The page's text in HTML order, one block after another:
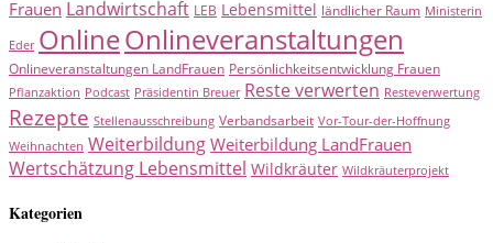
Frauen Landwirtschaft LEB Lebensmittel ländlicher Raum Ministerin
Eder OnlineOnlineveranstaltungen
Onlineveranstaltungen LandFrauen Persönlichkeitsentwicklung Frauen
Pflanzaktion Podcast Präsidentin Breuer Reste verwerten Resteverwertung
Rezepte Stellenausschreibung Verbandsarbeit Vor-Tour-der-Hoffnung
Weihnachten Weiterbildung Weiterbildung LandFrauen
Wertschätzung Lebensmittel Wildkräuter Wildkräuterprojekt
Kategorien